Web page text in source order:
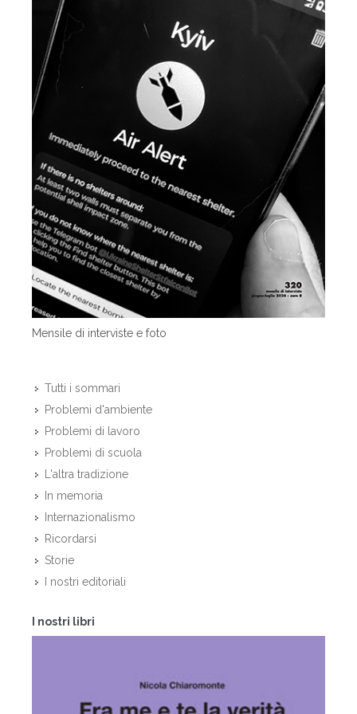
Mensile di interviste e foto
Tutti i sommari
Problemi d'ambiente
Problemi di lavoro
Problemi di scuola
L'altra tradizione
In memoria
Internazionalismo
Ricordarsi
Storie
I nostri editoriali
I nostri libri